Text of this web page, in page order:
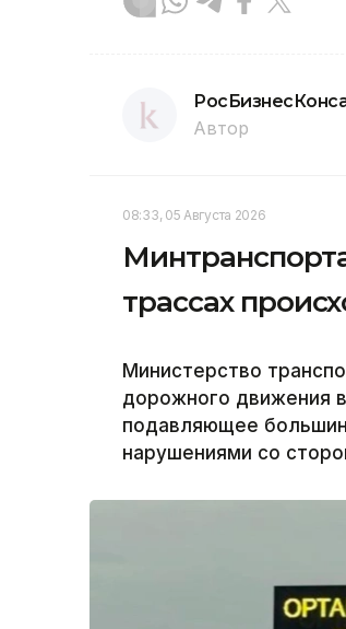
Автор
08:33, 05 Августа 2026
трассах
Министерство
дорожного движения
подавляющее
нарушениями со